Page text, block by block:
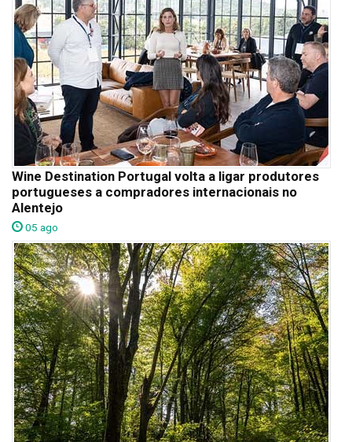
Wine Destination Portugal volta a ligar produtores
portugueses a compradores internacionais no
Alentejo
05 ago